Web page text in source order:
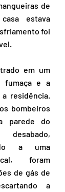
de
estava
foi
em um
fumaça e a
residência.
bombeiros
parede do
a uma
foram
de gás de
a